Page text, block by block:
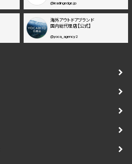
@leadingedge.jp
海外アウトドアブランド
国内総代理店【公式】
@yoca_agency2